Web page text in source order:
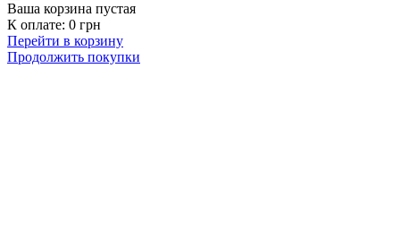
Ваша корзина пустая
К оплате: 0 грн
Перейти в корзину
Продолжить покупки